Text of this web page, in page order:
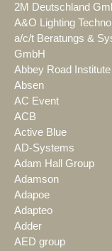
2M Deutschland
A&O Lighting
a/c/t Beratungs &
GmbH
Abbey Road Institute
Absen
AC Event
ACB
Active Blue
AD-Systems
Adam Hall Group
Adamson
Adapoe
Adapteo
Adder
AED group